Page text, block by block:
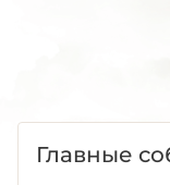
Главные